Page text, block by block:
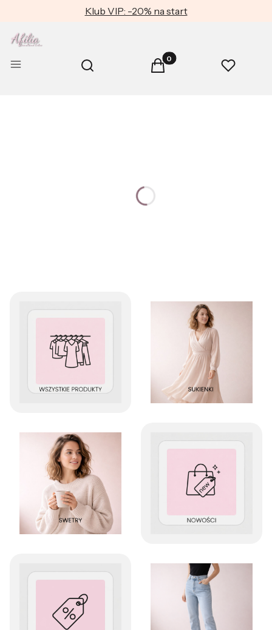
Klub VIP: -20% na start
Menu Otwórz wyszukiwarkę
Szukaj Produkty w koszyku: 0.
Koszyk Ulubione